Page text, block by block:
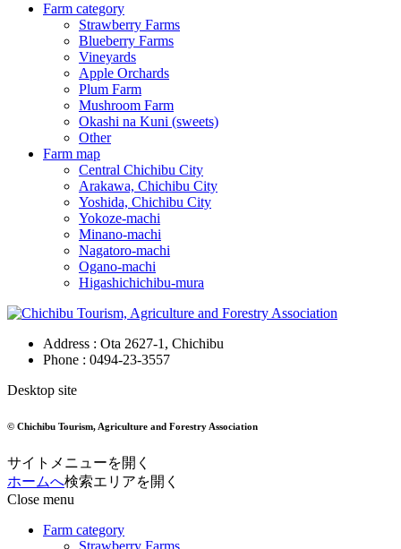
Farm category
Strawberry Farms
Blueberry Farms
Vineyards
Apple Orchards
Plum Farm
Mushroom Farm
Okashi na Kuni (sweets)
Other
Farm map
Central Chichibu City
Arakawa, Chichibu City
Yoshida, Chichibu City
Yokoze-machi
Minano-machi
Nagatoro-machi
Ogano-machi
Higashichichibu-mura
Address : Ota 2627-1, Chichibu
Phone : 0494-23-3557
Desktop site
© Chichibu Tourism, Agriculture and Forestry Association
サイトメニューを開く
ホームへ検索エリアを開く
Close menu
Farm category